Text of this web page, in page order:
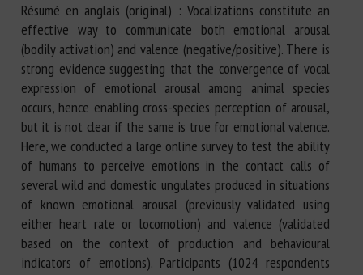
Résumé en anglais (original) : Vocalizations constitute an
effective way to communicate both emotional arousal
(bodily activation) and valence (negative/positive). There is
strong evidence suggesting that the convergence of vocal
expression of emotional arousal among animal species
occurs, hence enabling cross-species perception of arousal,
but it is not clear if the same is true for emotional valence.
Here, we conducted a large online survey to test the ability
of humans to perceive emotions in the contact calls of
several wild and domestic ungulates produced in situations
of known emotional arousal (previously validated using
either heart rate or locomotion) and valence (validated
based on the context of production and behavioural
indicators of emotions). Participants (1024 respondents